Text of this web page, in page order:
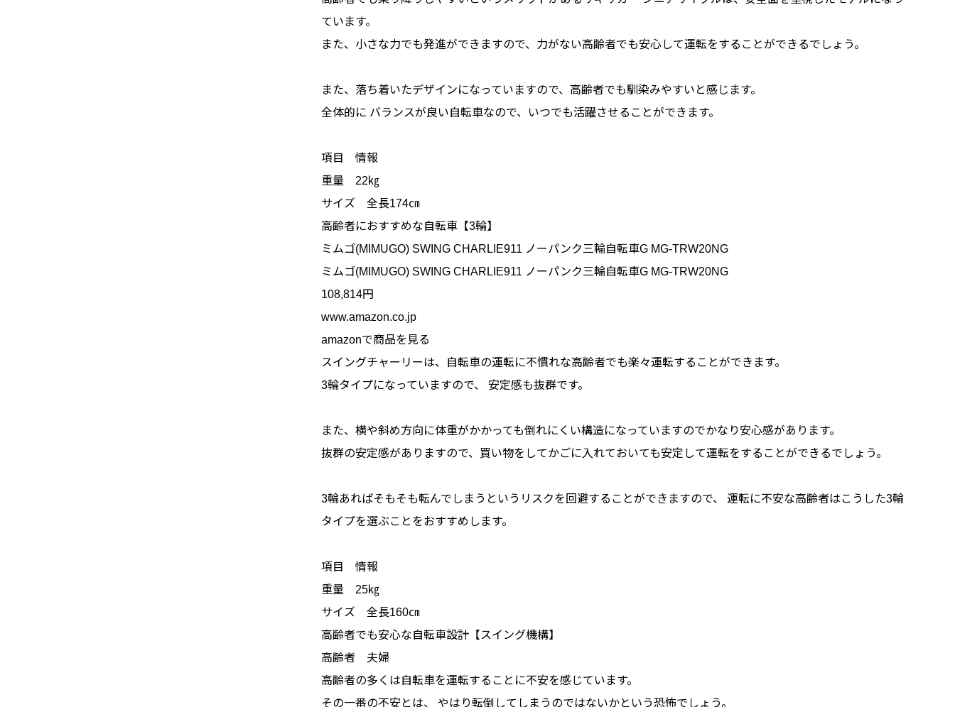
ています。
また、小さな力でも発進ができますので、力がない高齢者でも安心して運転をすることができるでしょう。
また、落ち着いたデザインになっていますので、高齢者でも馴染みやすいと感じます。
全体的に バランスが良い自転車なので、いつでも活躍させることができます。
項目 情報
重量 22㎏
サイズ 全長174㎝
高齢者におすすめな自転車【3輪】
ミムゴ(MIMUGO) SWING CHARLIE911 ノーパンク三輪自転車G MG-TRW20NG
ミムゴ(MIMUGO) SWING CHARLIE911 ノーパンク三輪自転車G MG-TRW20NG
108,814円
www.amazon.co.jp
amazonで商品を見る
スイングチャーリーは、自転車の運転に不慣れな高齢者でも楽々運転することができます。
3輪タイプになっていますので、 安定感も抜群です。
また、横や斜め方向に体重がかかっても倒れにくい構造になっていますのでかなり安心感があります。
抜群の安定感がありますので、買い物をしてかごに入れておいても安定して運転をすることができるでしょう。
3輪あればそもそも転んでしまうというリスクを回避することができますので、 運転に不安な高齢者はこうした3輪
タイプを選ぶことをおすすめします。
項目 情報
重量 25㎏
サイズ 全長160㎝
高齢者でも安心な自転車設計【スイング機構】
高齢者 夫婦
高齢者の多くは自転車を運転することに不安を感じています。
その一番の不安とは、 やはり転倒してしまうのではないかという恐怖でしょう。